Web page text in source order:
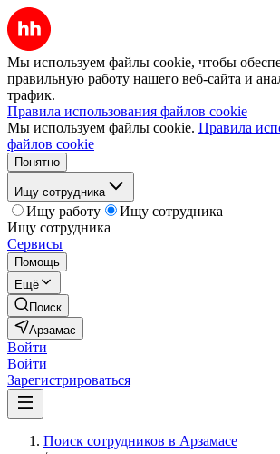
Мы используем файлы cookie, чтобы
правильную работу нашего веб-сайта и
трафик.
Правила использования файлов cookie
Мы используем файлы cookie. Правила
файлов cookie
Понятно
Ищу сотрудника
Ищу работу
Ищу сотрудника
Ищу сотрудника
Сервисы
Помощь
Ещё
Поиск
Арзамас
Войти
Войти
Зарегистрироваться
Поиск сотрудников в Арзамасе